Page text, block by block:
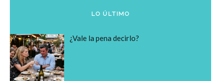
LO ÚLTIMO
¿Vale la pena decirlo?